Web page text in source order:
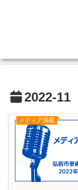
2022-11
メディア掲載